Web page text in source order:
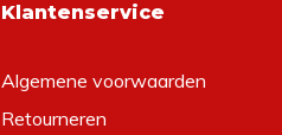
Klantenservice
Algemene voorwaarden
Retourneren